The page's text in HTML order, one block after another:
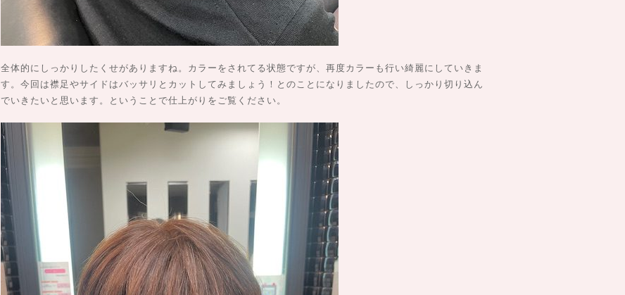
全体的にしっかりしたくせがありますね。カラーをされてる状態ですが、再度カラーも行い綺麗にしていきま
す。今回は襟足やサイドはバッサリとカットしてみましょう！とのことになりましたので、しっかり切り込ん
でいきたいと思います。ということで仕上がりをご覧ください。